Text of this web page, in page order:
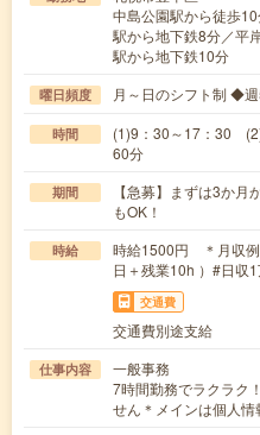
中島公園駅から徒歩
駅から地下鉄8分／平
駅から地下鉄10分
曜日頻度 月～日のシフト制 ◆
時間
(1)9：30～17：30
60分
期間
【急募】まずは3か
もOK！
時給
時給1500円 ＊月収
日＋残業10h ）#日収
交通費
交通費別途支給
仕事内容
一般事務
7時間勤務でラクラク
せん＊メインは個人